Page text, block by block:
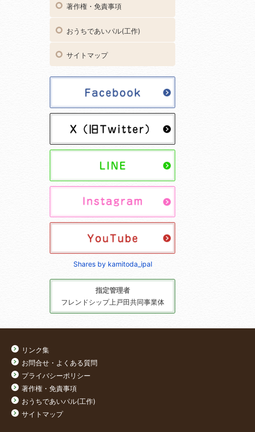
著作権・免責事項
おうちであいパル(工作)
サイトマップ
Shares by kamitoda_ipal
指定管理者
フレンドシップ上戸田共同事業体
リンク集
お問合せ・よくある質問
プライバシーポリシー
著作権・免責事項
おうちであいパル(工作)
サイトマップ